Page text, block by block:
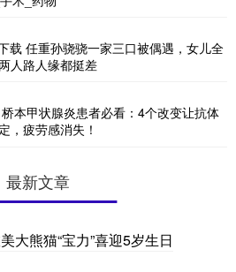
载 任重孙骁骁一家三口被偶遇，女儿全
人路人缘都挺差
本甲状腺炎患者必看：4个改变让抗体
，疲劳感消失！
最新文章
大熊猫“宝力”喜迎5岁生日